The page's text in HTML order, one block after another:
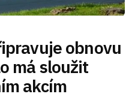
obnovu
má sloužit
akcím